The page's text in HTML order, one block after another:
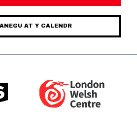
AT Y CALENDR